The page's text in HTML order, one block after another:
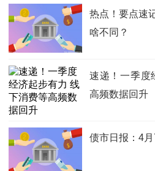
热点！要点速
啥不同？
速递！一季度
高频数据回升
债市日报：4